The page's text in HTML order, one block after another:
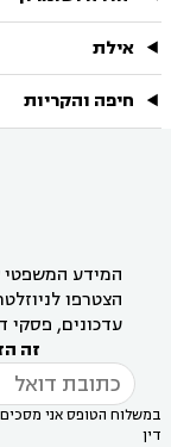
אילת
חיפה והקריות
המידע המשפטי
הצטרפו
עדכונים, פסקי
זה
במשלוח הטופס אני
דין